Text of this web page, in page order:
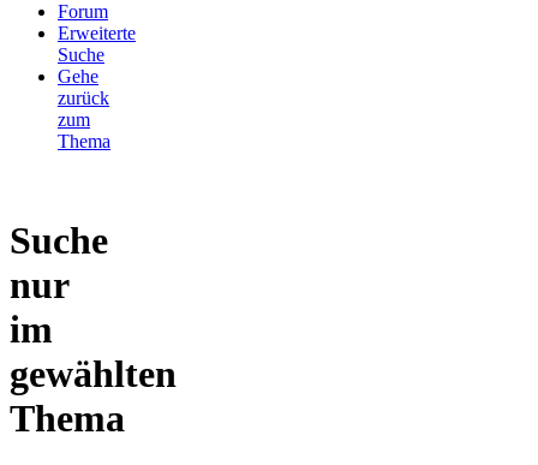
Forum
Erweiterte
Suche
Gehe
zurück
zum
Thema
Suche
nur
im
gewählten
Thema